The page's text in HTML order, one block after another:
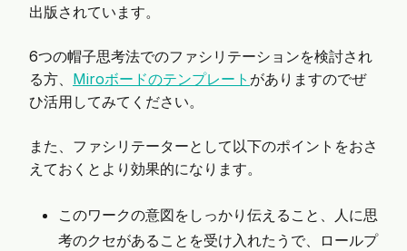
出版されています。
6つの帽子思考法でのファシリテーションを検討され
る方、 Miroボードのテンプレート がありますのでぜ
ひ活用してみてください。
また、ファシリテーターとして以下のポイントをおさ
えておくとより効果的になります。
このワークの意図をしっかり伝えること、人に思
考のクセがあることを受け入れたうで、ロールプ